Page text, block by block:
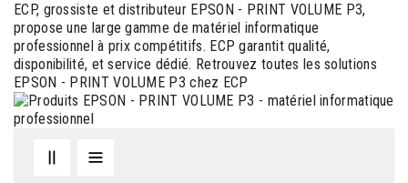
ECP, grossiste et distributeur EPSON - PRINT VOLUME P3,
propose une large gamme de matériel informatique
professionnel à prix compétitifs. ECP garantit qualité,
disponibilité, et service dédié. Retrouvez toutes les solutions
EPSON - PRINT VOLUME P3 chez ECP